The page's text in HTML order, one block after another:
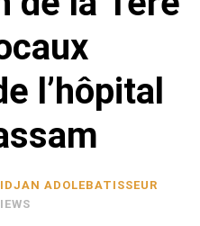
l’hôpital
ADOLEBATISSEUR